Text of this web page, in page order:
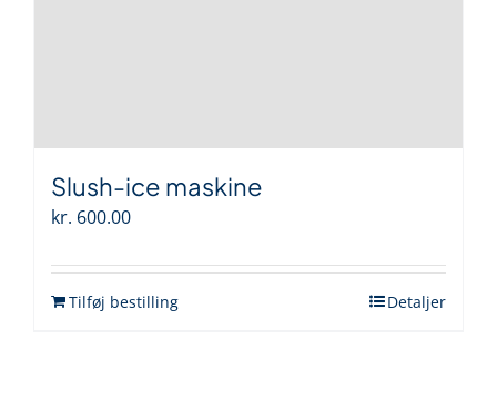
Slush-ice maskine
kr. 600.00
Tilføj bestilling Detaljer